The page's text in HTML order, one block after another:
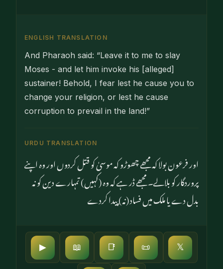
ENGLISH TRANSLATION
And Pharaoh said: “Leave it to me to slay
Moses - and let him invoke his [alleged]
sustainer! Behold, I fear lest he cause you to
change your religion, or lest he cause
corruption to prevail in the land!”
URDU TRANSLATION
اور فرعون بولا کہ مجھے چھوڑو کہ موسیٰ کو قتل کردوں اور وہ اپنے
پروردگار کو بلالے۔ مجھے ڈر ہے کہ وہ (کہیں) تمہارے دین کو نہ
بدل دے یا ملک میں فساد (نہ) پیدا کردے
▶ 📖 📑 📜 𝕏